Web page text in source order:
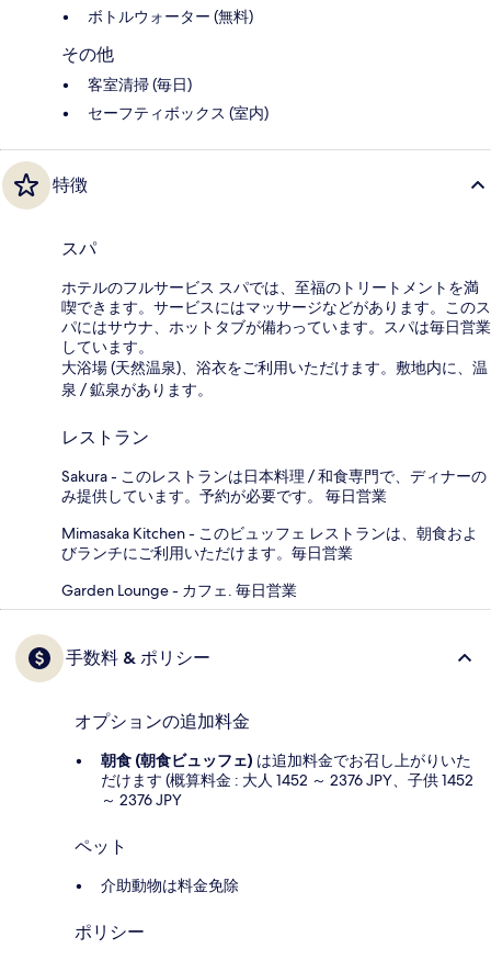
ボトルウォーター (無料)
その他
客室清掃 (毎日)
セーフティボックス (室内)
特徴
スパ
ホテルのフルサービス スパでは、至福のトリートメントを満
喫できます。サービスにはマッサージなどがあります。このス
パにはサウナ、ホットタブが備わっています。スパは毎日営業
しています。
大浴場 (天然温泉)、浴衣をご利用いただけます。敷地内に、温
泉 / 鉱泉があります。
レストラン
Sakura - このレストランは日本料理 / 和食専門で、ディナーの
み提供しています。予約が必要です。 毎日営業
Mimasaka Kitchen - このビュッフェ レストランは、朝食およ
びランチにご利用いただけます。毎日営業
Garden Lounge - カフェ. 毎日営業
手数料 & ポリシー
オプションの追加料金
朝食 (朝食ビュッフェ) は追加料金でお召し上がりいた
だけます (概算料金 : 大人 1452 ～ 2376 JPY、子供 1452
～ 2376 JPY
ペット
介助動物は料金免除
ポリシー